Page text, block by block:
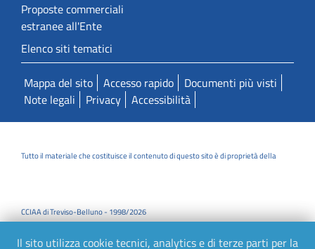
Il sito utilizza cookie tecnici, analytics e di terze parti per la
Proposte commerciali
estranee all'Ente
Elenco siti tematici
Mappa del sito Accesso rapido
Documenti più visti
Note legali
Privacy Accessibilità
Tutto il materiale che costituisce il contenuto di questo sito è di proprietà della
CCIAA di Treviso-Belluno - 1998/2026